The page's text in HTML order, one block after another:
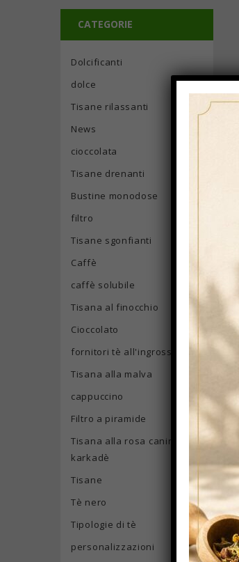
CATEGORIE
Dolcificanti
dolce
Tisane rilassanti
News
cioccolata
Tisane drenanti
Bustine monodose
filtro
Tisane sgonfianti
Caffè
caffè solubile
Tisana al finocchio
Cioccolato
fornitori tè all'ingrosso
Tisana alla malva
cappuccino
Filtro a piramide
Tisana alla rosa canina e
karkadè
Tisane
Tè nero
Tipologie di tè
personalizzazioni